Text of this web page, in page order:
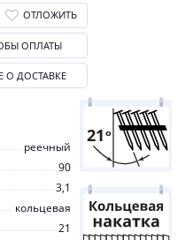
реечный
90
3,1
кольцевая
21
ОТЛОЖИТЬ
ОПЛАТЫ
О ДОСТАВКЕ